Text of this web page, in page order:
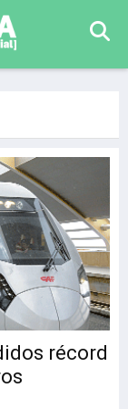
récord